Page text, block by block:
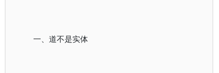
一、道不是实体